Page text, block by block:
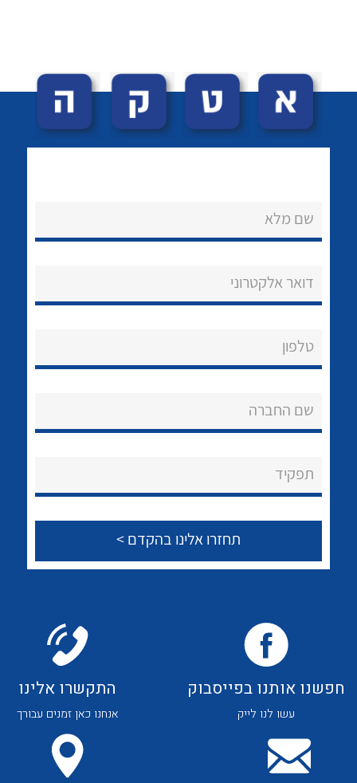
הצוות שלנו
שאלות ותשובות
שירותי תמיכה
צור קשר
לכל מוצרי היצרן לכל מוצרי היצרן
לכל מוצרי היצרן
לכל מוצרי היצרן לכל מוצרי היצרן
שם מלא
דואר אלקטרוני
טלפון
שם החברה
תפקיד
חפשנו אותנו בפייסבוק
עשו לנו לייק
התקשרו אלינו
אנחנו כאן זמנים עבורך